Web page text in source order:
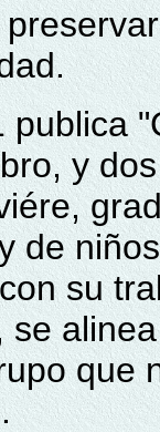
publica
y
de
su
se
que